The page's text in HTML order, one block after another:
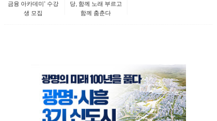
금융 아카데미’ 수강
생 모집
당, 함께 노래 부르고
함께 춤춘다